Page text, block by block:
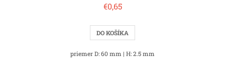
€0,65
DO KOŠÍKA
priemer D: 60 mm | H: 2.5 mm